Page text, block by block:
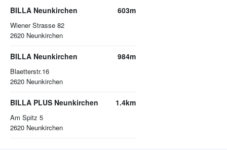
BILLA Neunkirchen
Wiener Strasse 82
2620 Neunkirchen
603m
BILLA Neunkirchen
Blaetterstr.16
2620 Neunkirchen
984m
BILLA PLUS Neunkirchen
Am Spitz 5
2620 Neunkirchen
1.4km